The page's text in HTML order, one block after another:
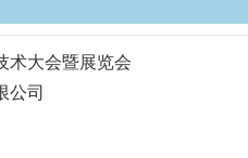
术大会暨展览会
公司